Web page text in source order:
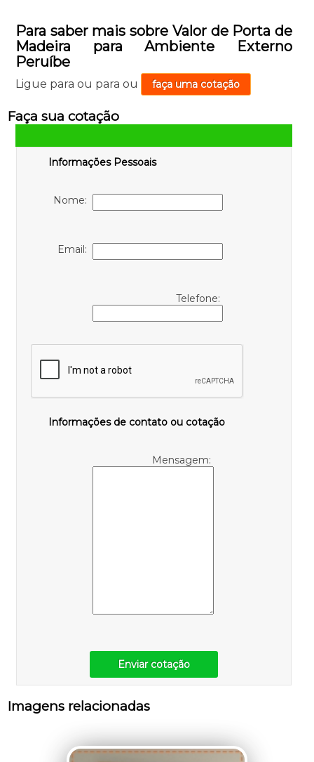
Para saber mais sobre Valor de Porta de
Madeira para Ambiente Externo
Peruíbe
Ligue para ou para ou faça uma cotação
Faça sua cotação
Informações Pessoais
Nome:
Email:
Telefone:
Informações de contato ou cotação
Mensagem:
Enviar cotação
Imagens relacionadas